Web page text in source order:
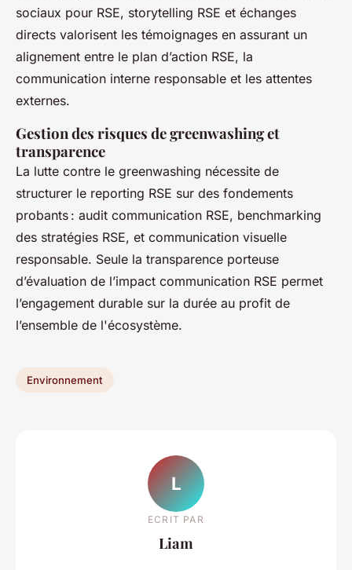
sociaux pour RSE, storytelling RSE et échanges
directs valorisent les témoignages en assurant un
alignement entre le plan d’action RSE, la
communication interne responsable et les attentes
externes.
Gestion des risques de greenwashing et
transparence
La lutte contre le greenwashing nécessite de
structurer le reporting RSE sur des fondements
probants : audit communication RSE, benchmarking
des stratégies RSE, et communication visuelle
responsable. Seule la transparence porteuse
d’évaluation de l’impact communication RSE permet
l’engagement durable sur la durée au profit de
l’ensemble de l'écosystème.
Environnement
L
ECRIT PAR
Liam